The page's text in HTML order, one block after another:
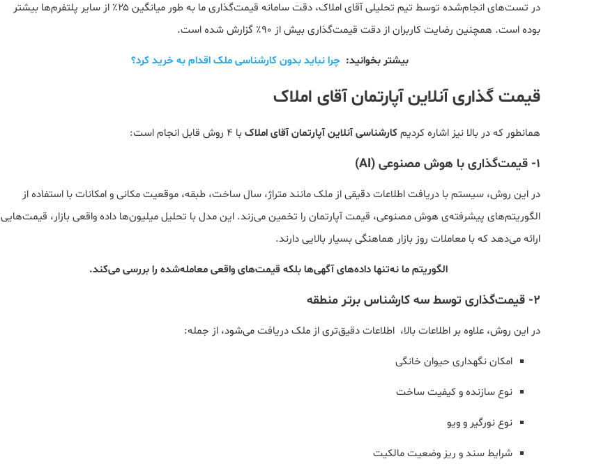
در تست‌های انجام‌شده توسط تیم تحلیلی آقای املاک، دقت سامانه قیمت‌گذاری ما به طور میانگین ۲۵٪ از سایر پلتفرم‌ها بیشتر
بوده است. همچنین رضایت کاربران از دقت قیمت‌گذاری بیش از ۹۰٪ گزارش شده است.
بیشتر بخوانید: چرا نباید بدون کارشناسی ملک اقدام به خرید کرد؟
قیمت گذاری آنلاین آپارتمان آقای املاک
همانطور که در بالا نیز اشاره کردیمکارشناسی آنلاین آپارتمان آقای املاکبا 4 روش قابل انجام است:
1- قیمت‌گذاری با هوش مصنوعی (AI)
در این روش، سیستم با دریافت اطلاعات دقیقی از ملک مانند متراژ، سال ساخت، طبقه، موقعیت مکانی و امکانات با استفاده از
الگوریتم‌های پیشرفته‌ی هوش مصنوعی، قیمت آپارتمان را تخمین می‌زند. این مدل با تحلیل میلیون‌ها داده واقعی بازار، قیمت‌هایی
ارائه می‌دهد که با معاملات روز بازار هماهنگی بسیار بالایی دارند.
الگوریتم ما نه‌تنها داده‌های آگهی‌ها بلکه قیمت‌های واقعی معامله‌شده را بررسی می‌کند.
2- قیمت‌گذاری توسط سه کارشناس برتر منطقه
در این روش، علاوه بر اطلاعات بالا، اطلاعات دقیق‌تری از ملک دریافت می‌شود، از جمله:
امکان نگهداری حیوان خانگی
نوع سازنده و کیفیت ساخت
نوع نورگیر و ویو
شرایط سند و ریز وضعیت مالکیت